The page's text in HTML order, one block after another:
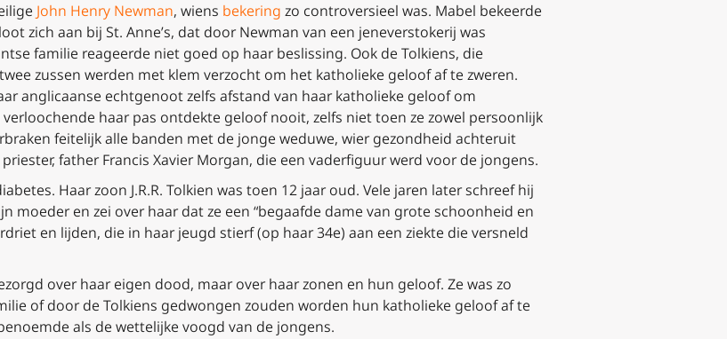
John Henry Newman, wiens bekering zo controversieel was. Mabel bekeerde
zich aan bij St. Anne’s, dat door Newman van een jeneverstokerij was
familie reageerde niet goed op haar beslissing. Ook de Tolkiens, die
zussen werden met klem verzocht om het katholieke geloof af te zweren.
anglicaanse echtgenoot zelfs afstand van haar katholieke geloof om
haar pas ontdekte geloof nooit, zelfs niet toen ze zowel persoonlijk
feitelijk alle banden met de jonge weduwe, wier gezondheid achteruit
father Francis Xavier Morgan, die een vaderfiguur werd voor de jongens.
Haar zoon J.R.R. Tolkien was toen 12 jaar oud. Vele jaren later schreef hij
moeder en zei over haar dat ze een “begaafde dame van grote schoonheid en
en lijden, die in haar jeugd stierf (op haar 34e) aan een ziekte die versneld
over haar eigen dood, maar over haar zonen en hun geloof. Ze was zo
of door de Tolkiens gedwongen zouden worden hun katholieke geloof af te
als de wettelijke voogd van de jongens.